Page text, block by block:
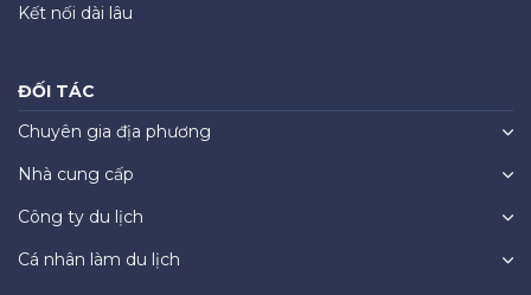
Kết nối dài lâu
ĐỐI TÁC
Chuyên gia địa phương
Nhà cung cấp
Công ty du lịch
Cá nhân làm du lịch